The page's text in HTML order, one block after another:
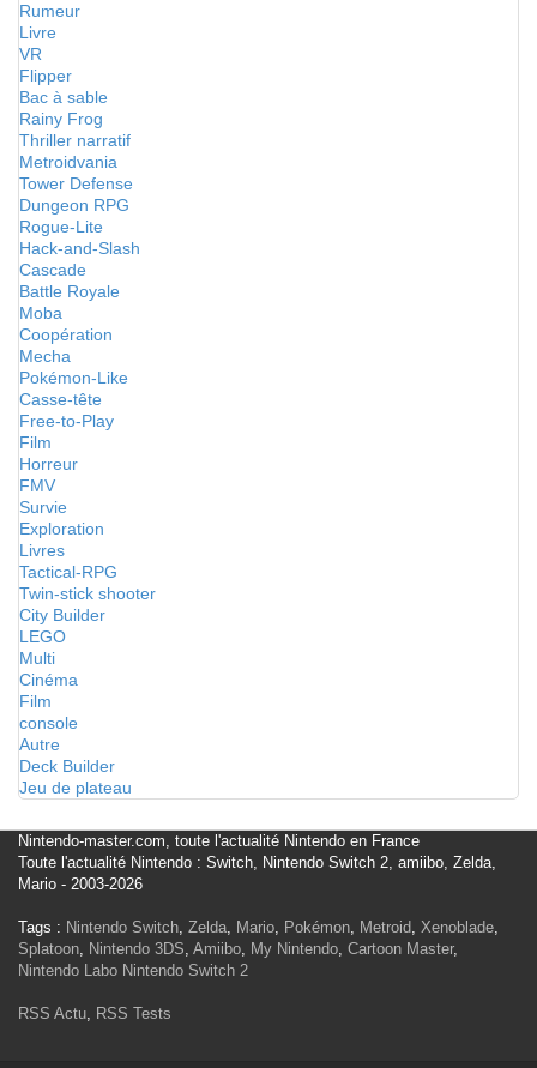
Rumeur
Livre
VR
Flipper
Bac à sable
Rainy Frog
Thriller narratif
Metroidvania
Tower Defense
Dungeon RPG
Rogue-Lite
Hack-and-Slash
Cascade
Battle Royale
Moba
Coopération
Mecha
Pokémon-Like
Casse-tête
Free-to-Play
Film
Horreur
FMV
Survie
Exploration
Livres
Tactical-RPG
Twin-stick shooter
City Builder
LEGO
Multi
Cinéma
Film
console
Autre
Deck Builder
Jeu de plateau
Nintendo-master.com, toute l'actualité Nintendo en France
Toute l'actualité Nintendo : Switch, Nintendo Switch 2, amiibo, Zelda,
Mario - 2003-2026
Tags : Nintendo Switch, Zelda, Mario, Pokémon, Metroid, Xenoblade,
Splatoon, Nintendo 3DS, Amiibo, My Nintendo, Cartoon Master,
Nintendo Labo Nintendo Switch 2
RSS Actu, RSS Tests